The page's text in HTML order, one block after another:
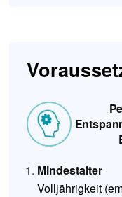
Mindestalter
Volljährigkeit